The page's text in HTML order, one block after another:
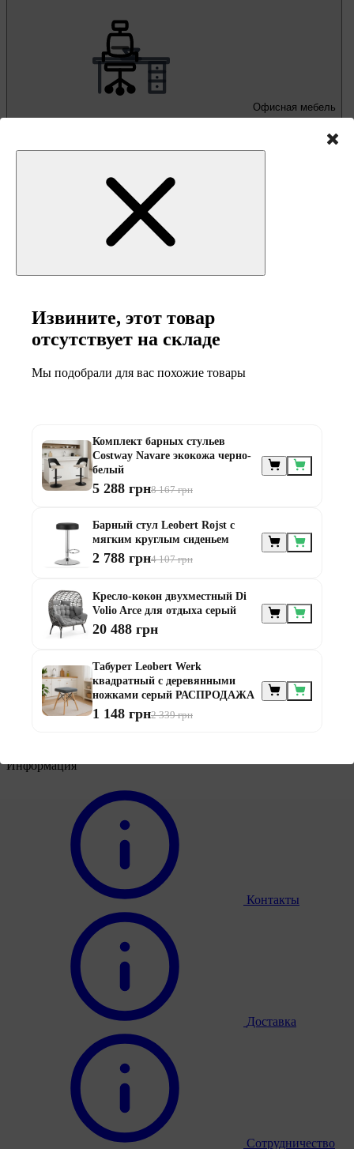
Офисная мебель
Письменные и компьютерные столы
назначению
Мебель для балконов
Мебель для беседки
Мебель для дачи
Мебель для террасы
Информация
Контакты
Доставка
Сотрудничество
Извините, этот товар
отсутствует на складе
Мы подобрали для вас похожие товары
Комплект барных стульев
Costway Navare экокожа черно-
белый
5 288 грн8 167 грн
Барный стул Leobert Rojst с
мягким круглым сиденьем
2 788 грн4 107 грн
Кресло-кокон двухместный Di
Volio Arce для отдыха серый
20 488 грн
Табурет Leobert Werk
квадратный с деревянными
ножками серый РАСПРОДАЖА
1 148 грн2 339 грн